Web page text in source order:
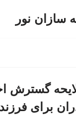
سازان نور
گسترش
برای